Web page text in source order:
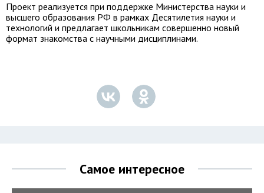
Проект реализуется при поддержке Министерства науки и
высшего образования РФ в рамках Десятилетия науки и
технологий и предлагает школьникам совершенно новый
формат знакомства с научными дисциплинами.
Самое интересное